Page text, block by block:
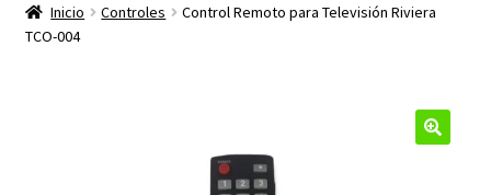
hijo
productos
Inicio Controles
Control Remoto para Televisión Riviera
TCO-004